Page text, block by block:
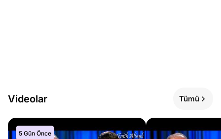
Videolar Tümü
5 Gün Önce